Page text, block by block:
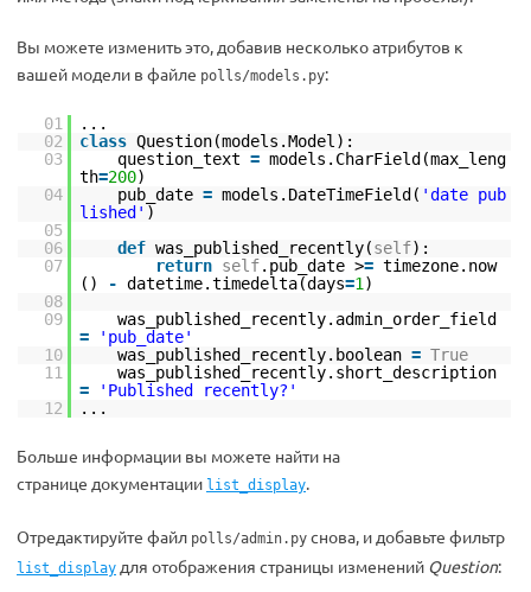
Вы можете изменить это, добавив несколько атрибутов к
вашей модели в файле polls/models.py:
01
...
02
class Question(models.Model):
03
question_text = models.CharField(max_leng
th=200)
04
pub_date = models.DateTimeField( 'date pub
lished' )
05
06
def was_published_recently(self):
07
return self.pub_date >= timezone.now
()
- datetime.timedelta(days=1 )
08
09
was_published_recently.admin_order_field
=
'pub_date'
10
was_published_recently.boolean = True
11
was_published_recently.short_description
=
'Published recently?'
12
...
Больше информации вы можете найти на
странице документации list_display.
Отредактируйте файл polls/admin.py снова, и добавьте фильтр
list_display для отображения страницы изменений Question: